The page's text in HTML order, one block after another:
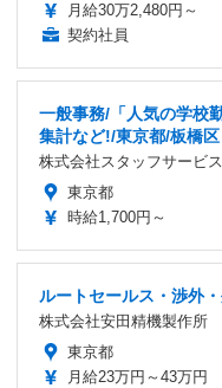
月給30万2,480円～
契約社員
一般事務/「人気の学校
集計など!/東京都/板橋区
株式会社スタッフサービス
東京都
時給1,700円～
ルートセールス・渉外
株式会社安田精機製作所
東京都
月給23万円～43万円